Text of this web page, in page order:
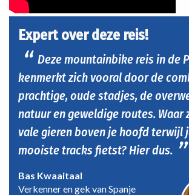
Expert over deze reis!
Deze mountainbike reis in de
kenmerkt zich vooral door de
prachtige, oude stadjes, de
natuur en geweldige routes. Waar
vale gieren boven je hoofd terwijl
mooiste tracks fietst? Hier dus.
Bas Kwaaitaal
Verkenner en gek van Spanje